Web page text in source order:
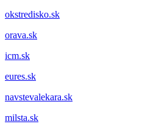
okstredisko.sk
orava.sk
icm.sk
eures.sk
navstevalekara.sk
milsta.sk